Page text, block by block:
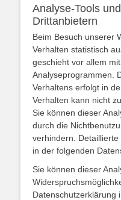
Analyse-Tools
Drittanbietern
Beim Besuch unserer
Verhalten statistisch
geschieht vor allem
Analyseprogrammen.
Verhaltens erfolgt in
Verhalten kann nicht
Sie können dieser
durch die
verhindern.
in der folgenden
Sie können dieser
Datenschutzerklärung